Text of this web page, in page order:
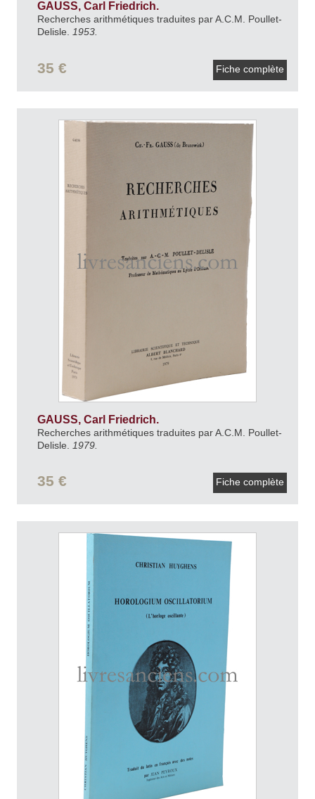
GAUSS, Carl Friedrich.
Recherches arithmétiques traduites par A.C.M. Poullet-
Delisle.
1953.
35 € Fiche complète
GAUSS, Carl Friedrich.
Recherches arithmétiques traduites par A.C.M. Poullet-
Delisle.
1979.
35 € Fiche complète